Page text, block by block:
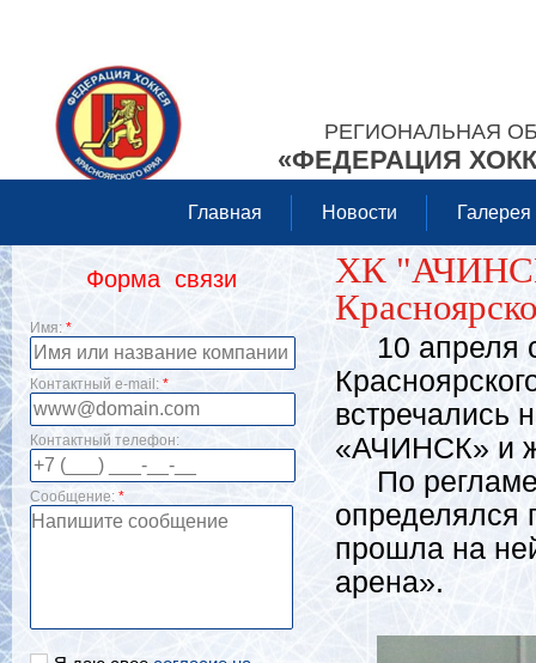
РЕГИОНАЛЬНАЯ
«ФЕДЕРАЦИЯ
Главная Новости Галерея
Форма связи
Имя: *
Контактный e-mail: *
Контактный телефон:
Сообщение: *
ХК
10 апреля
встречались
«АЧИНСК» и
По
определялся
прошла на
арена».